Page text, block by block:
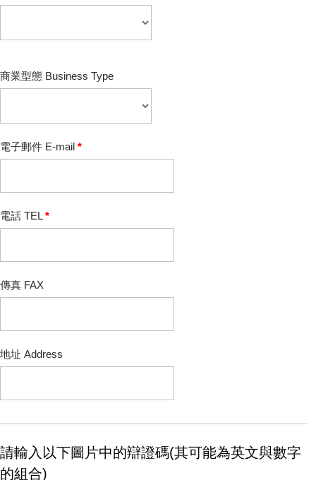
商業型態 Business Type
電子郵件 E-mail *
電話 TEL*
傳真 FAX
地址 Address
請輸入以下圖片中的辯證碼(其可能為英文與數字
的組合)